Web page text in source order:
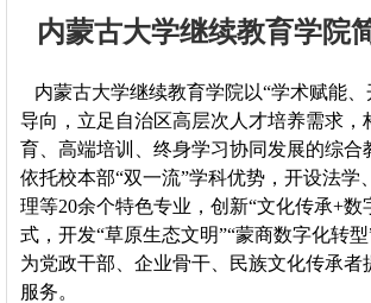
内蒙古大学继续教育学院
内蒙古大学继续教育学院以“学术赋能、
导向，立足自治区高层次人才培养需求，
育、高端培训、终身学习协同发展的综合
依托校本部“双一流”学科优势，开设法学
理等20余个特色专业，创新“文化传承+数
式，开发“草原生态文明”“蒙商数字化转型
为党政干部、企业骨干、民族文化传承者
服务。